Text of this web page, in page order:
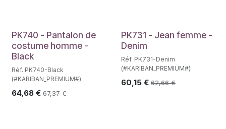
PK740 - Pantalon de
costume homme -
Black
Réf. PK740-Black
(#KARIBAN_PREMIUM#)
64,68 € 67,37€
PK731 - Jean femme -
Denim
Réf. PK731-Denim
(#KARIBAN_PREMIUM#)
60,15€ 62,66€